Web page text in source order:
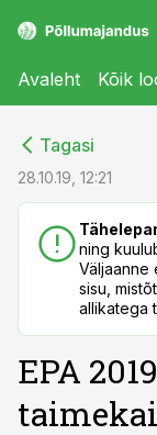
Avaleht Kõik
Tagasi
28.10.19, 12:21
ning
Väljaanne
sisu,
allikatega
EPA